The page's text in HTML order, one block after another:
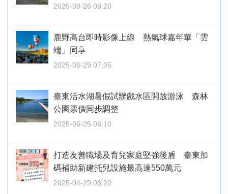
2025-08-26 08:20
鹿野高台即時影像上線 熱氣球嘉年華「雲
端」同享
2025-06-29 07:05
臺東活水湖暑假試辦戲水區開放游泳 森林
公園票價同步調整
2025-06-25 06:10
打造友善職場及育兒家庭堅強後盾 臺東加
碼補助新建托兒設施最高達550萬元
2025-04-29 06:20